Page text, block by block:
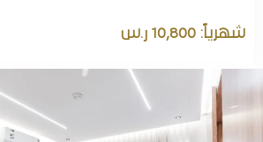
شهرياً: 10,800 ر.س